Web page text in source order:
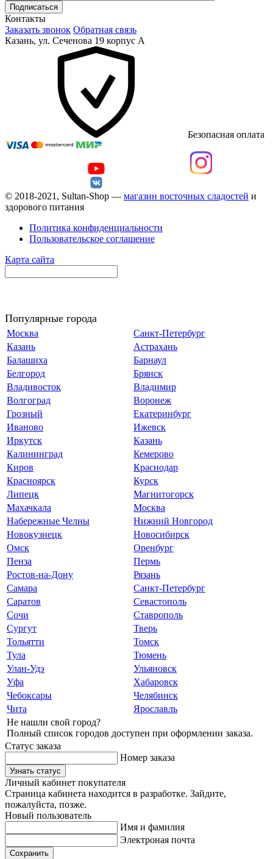
Подписаться
Контакты
Заказать звонок Обратная связь
Казань, ул. Сеченова 19 корпус А
Безопасная оплата
© 2018-2021, Sultan-Shop — магазин восточных сладостей и
здорового питания
Политика конфиденциальности
Пользовательское соглашение
Карта сайта
Популярные города
Москва
Санкт-Петербург
Казань
Астрахань
Балашиха
Барнаул
Белгород
Брянск
Владивосток
Владимир
Волгоград
Воронеж
Грозный
Екатеринбург
Иваново
Ижевск
Иркутск
Казань
Калининград
Кемерово
Киров
Краснодар
Красноярск
Курск
Липецк
Магнитогорск
Махачкала
Москва
Набережные Челны
Нижний Новгород
Новокузнецк
Новосибирск
Омск
Оренбург
Пенза
Пермь
Ростов-на-Дону
Рязань
Самара
Санкт-Петербург
Саратов
Севастополь
Сочи
Ставрополь
Сургут
Тверь
Тольятти
Томск
Тула
Тюмень
Улан-Удэ
Ульяновск
Уфа
Хабаровск
Чебоксары
Челябинск
Чита
Ярославль
Не нашли свой город?
Полный список городов доступен при оформлении заказа.
Статус заказа
Номер заказа
Узнать статус
Личный кабинет покупателя
Страница кабинета находится в разработке. Зайдите,
пожалуйста, позже.
Новый пользователь
Имя и фамилия
Электроная почта
Сохранить